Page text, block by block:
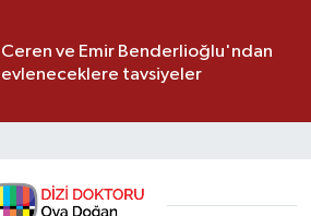
Ceren ve Emir Benderlioğlu'ndan
evleneceklere tavsiyeler